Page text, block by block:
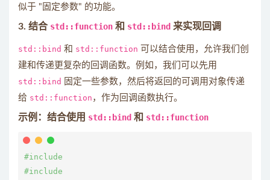
似于 "固定参数" 的功能。
3. 结合 std::function 和 std::bind 来实现回调
std::bind 和 std::function 可以结合使用，允许我们创
建和传递更复杂的回调函数。例如，我们可以先用
std::bind 固定一些参数，然后将返回的可调用对象传递
给 std::function ，作为回调函数执行。
示例：结合使用 std::bind 和 std::function
#include
#include